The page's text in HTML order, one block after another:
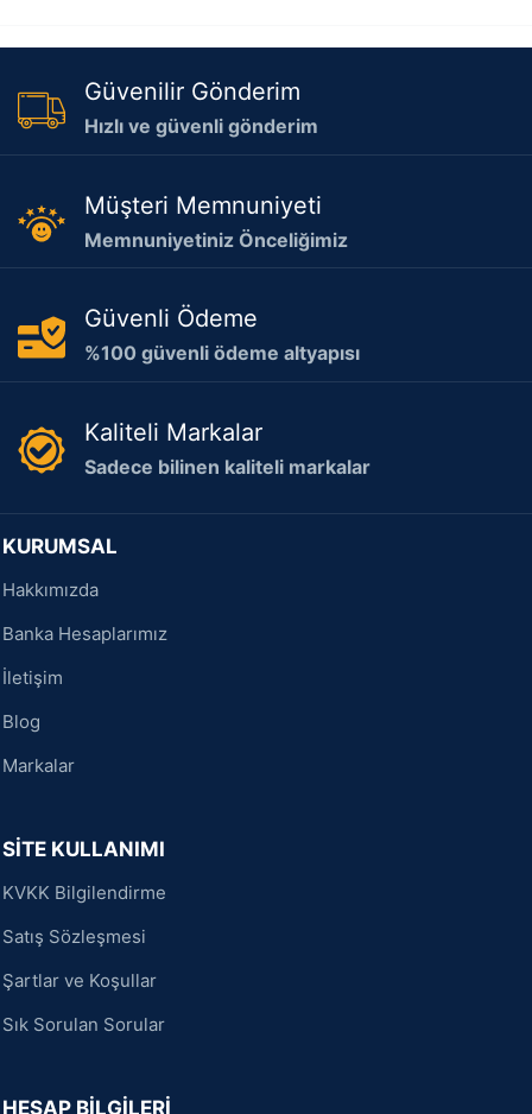
Güvenilir Gönderim
Hızlı ve güvenli gönderim
Müşteri Memnuniyeti
Memnuniyetiniz Önceliğimiz
Güvenli Ödeme
%100 güvenli ödeme altyapısı
Kaliteli Markalar
Sadece bilinen kaliteli markalar
KURUMSAL
Hakkımızda
Banka Hesaplarımız
İletişim
Blog
Markalar
SİTE KULLANIMI
KVKK Bilgilendirme
Satış Sözleşmesi
Şartlar ve Koşullar
Sık Sorulan Sorular
HESAP BİLGİLERİ